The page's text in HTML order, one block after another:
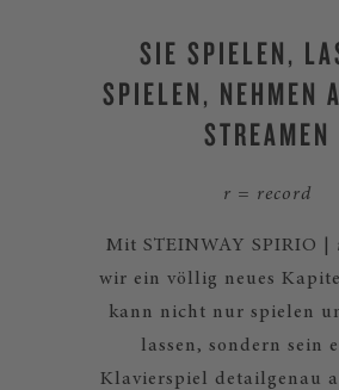
SIE SPIELEN,
SPIELEN, NEHMEN
STREAMEN
r = record
Mit STEINWAY SPIRIO |
wir ein völlig neues
kann nicht nur spielen
lassen, sondern sein
Klavierspiel detailgenau